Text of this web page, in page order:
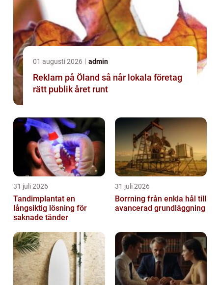
01 augusti 2026 admin
Reklam på Öland så når lokala företag
rätt publik året runt
31 juli 2026
Tandimplantat en
långsiktig lösning för
saknade tänder
31 juli 2026
Borrning från enkla hål till
avancerad grundläggning